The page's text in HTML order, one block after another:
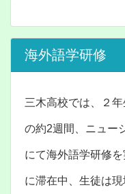
海外語学研修
三木高校では、２
の約2週間、ニュー
にて海外語学研修
に滞在中、生徒は